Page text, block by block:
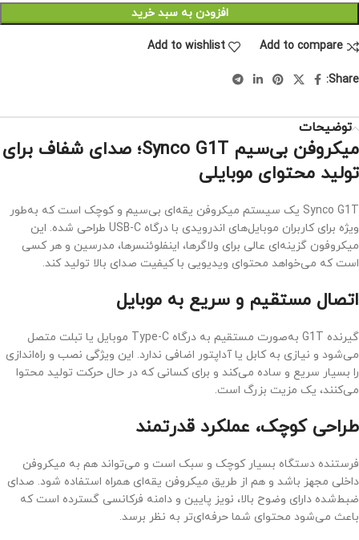
افزودن به سبد خرید
Add to compare
Add to wishlist
Share:
توضیحات
میکروفن بی‌سیم Synco G1T؛ صدای شفاف برای
تولید محتوای موبایلی
Synco G1T یک سیستم میکروفن یقه‌ای بی‌سیم و کوچک است که به‌طور
ویژه برای کاربران موبایل‌های اندرویدی با درگاه USB-C طراحی شده. این
میکروفون گزینه‌ای عالی برای ولاگرها، اینفلوئنسرها، مدرسین و هر کسی
است که می‌خواهد محتوای ویدیویی با کیفیت صدای بالا تولید کند.
اتصال مستقیم و سریع به موبایل
گیرنده G1T به‌صورت مستقیم به درگاه Type-C موبایل یا تبلت متصل
می‌شود و نیازی به کابل یا آداپتور اضافی ندارد. این ویژگی نصب و راه‌اندازی
را بسیار سریع و ساده می‌کند و برای کسانی که در حال حرکت تولید محتوا
می‌کنند، یک مزیت بزرگ است.
طراحی کوچک، عملکرد قدرتمند
فرستنده دستگاه بسیار کوچک و سبک است و می‌تواند هم به میکروفن
داخلی مجهز باشد و هم از طریق میکروفن یقه‌ای همراه استفاده شود. صدای
ضبط‌شده دارای وضوح بالا، نویز پایین و دامنه فرکانسی گسترده است که
باعث می‌شود محتوای شما حرفه‌ای‌تر به نظر برسد.